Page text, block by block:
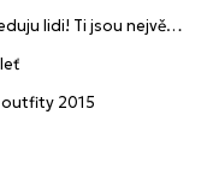
lidi! Ti jsou největší
2015